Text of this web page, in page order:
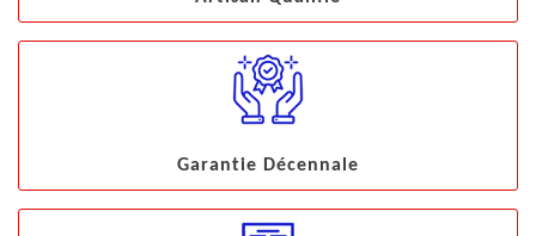
Garantie Décennale